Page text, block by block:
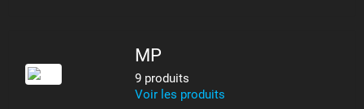
MP
9 produits
Voir les produits